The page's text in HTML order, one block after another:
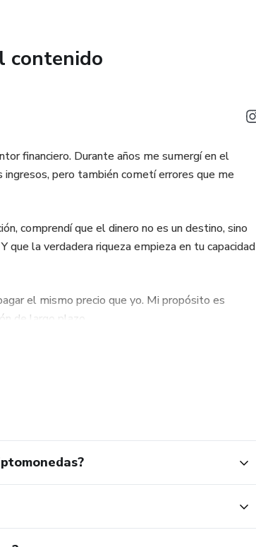
contenido
financiero. Durante años me sumergí en el
pero también cometí errores que me
comprendí que el dinero no es un destino, sino
que la verdadera riqueza empieza en tu capacidad
el mismo precio que yo. Mi propósito es
de largo plazo.